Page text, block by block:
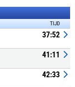
TIJD
37:52
41:11
42:33